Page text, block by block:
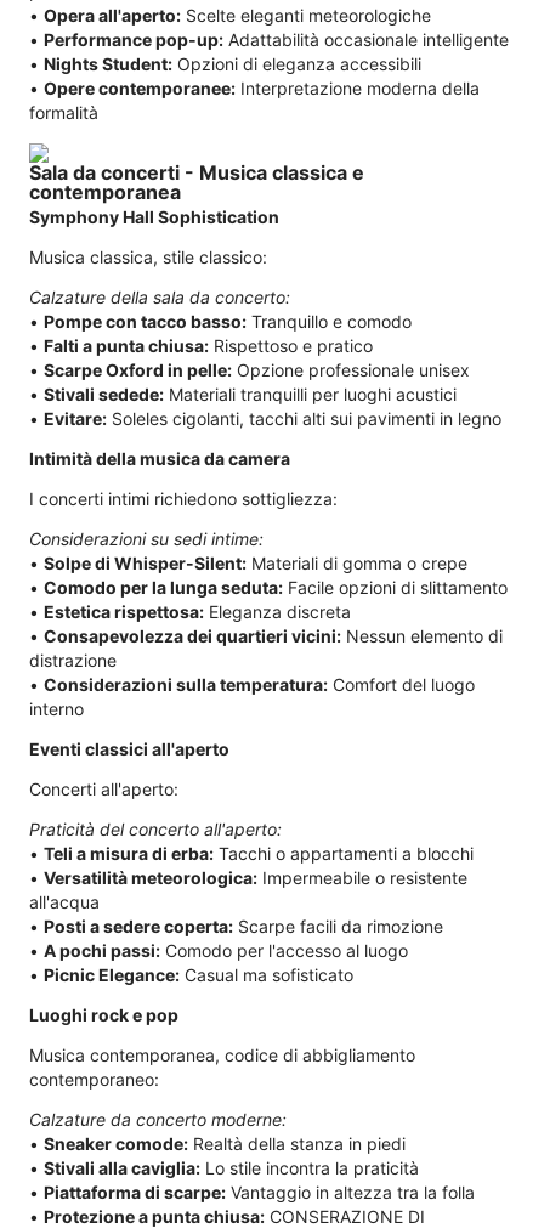
• Opera all'aperto: Scelte eleganti meteorologiche
• Performance pop-up: Adattabilità occasionale intelligente
• Nights Student: Opzioni di eleganza accessibili
• Opere contemporanee: Interpretazione moderna della
formalità
Sala da concerti - Musica classica e
contemporanea
Symphony Hall Sophistication
Musica classica, stile classico:
Calzature della sala da concerto:
• Pompe con tacco basso: Tranquillo e comodo
• Falti a punta chiusa: Rispettoso e pratico
• Scarpe Oxford in pelle: Opzione professionale unisex
• Stivali sedede: Materiali tranquilli per luoghi acustici
• Evitare: Soleles cigolanti, tacchi alti sui pavimenti in legno
Intimità della musica da camera
I concerti intimi richiedono sottigliezza:
Considerazioni su sedi intime:
• Solpe di Whisper-Silent: Materiali di gomma o crepe
• Comodo per la lunga seduta: Facile opzioni di slittamento
• Estetica rispettosa: Eleganza discreta
• Consapevolezza dei quartieri vicini: Nessun elemento di
distrazione
• Considerazioni sulla temperatura: Comfort del luogo
interno
Eventi classici all'aperto
Concerti all'aperto:
Praticità del concerto all'aperto:
• Teli a misura di erba: Tacchi o appartamenti a blocchi
• Versatilità meteorologica: Impermeabile o resistente
all'acqua
• Posti a sedere coperta: Scarpe facili da rimozione
• A pochi passi: Comodo per l'accesso al luogo
• Picnic Elegance: Casual ma sofisticato
Luoghi rock e pop
Musica contemporanea, codice di abbigliamento
contemporaneo:
Calzature da concerto moderne:
• Sneaker comode: Realtà della stanza in piedi
• Stivali alla caviglia: Lo stile incontra la praticità
• Piattaforma di scarpe: Vantaggio in altezza tra la folla
• Protezione a punta chiusa: CONSERAZIONE DI